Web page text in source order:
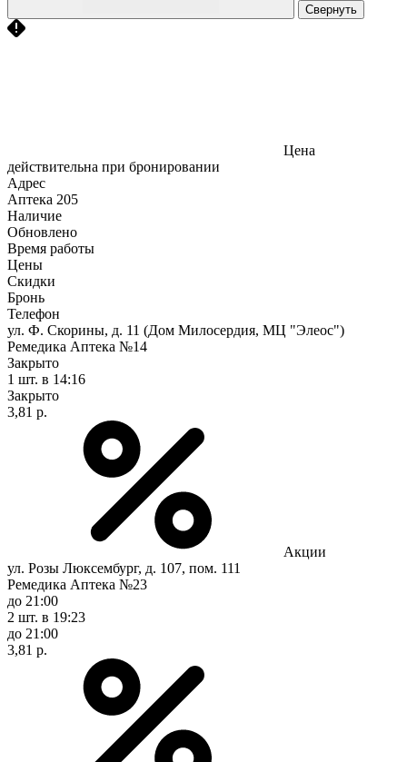
Свернуть
Цена
действительна при бронировании
Адрес
Аптека 205
Наличие
Обновлено
Время работы
Цены
Скидки
Бронь
Телефон
ул. Ф. Скорины, д. 11 (Дом Милосердия, МЦ "Элеос")
Ремедика Аптека №14
Закрыто
1 шт. в 14:16
Закрыто
3,81 р.
Акции
ул. Розы Люксембург, д. 107, пом. 111
Ремедика Аптека №23
до 21:00
2 шт. в 19:23
до 21:00
3,81 р.